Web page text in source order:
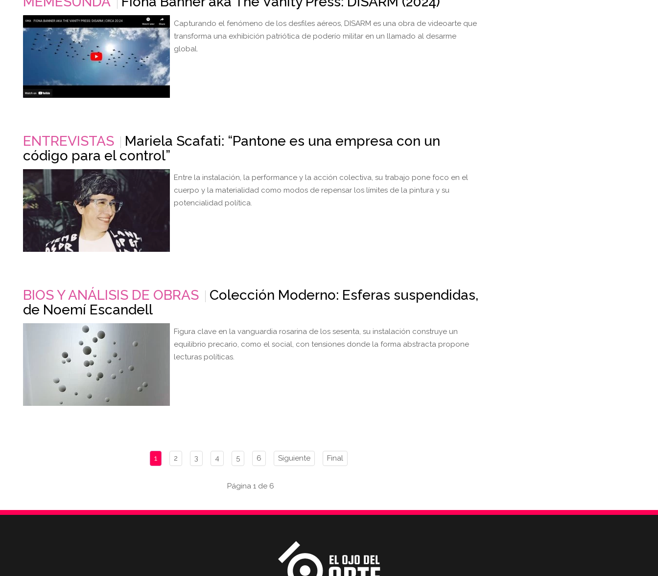
Capturando el fenómeno de los desfiles aéreos, DISARM es una obra de videoarte que
transforma una exhibición patriótica de poderío militar en un llamado al desarme
global.
ENTREVISTAS
Mariela Scafati: “Pantone es una empresa con un
código para el control”
Entre la instalación, la performance y la acción colectiva, su trabajo pone foco en el
cuerpo y la materialidad como modos de repensar los límites de la pintura y su
potencialidad política.
BIOS Y ANÁLISIS DE OBRAS
Colección Moderno: Esferas suspendidas,
de Noemí Escandell
Figura clave en la vanguardia rosarina de los sesenta, su instalación construye un
equilibrio precario, como el social, con tensiones donde la forma abstracta propone
lecturas políticas.
1 2 3 4 5 6 Siguiente Final
Página 1 de 6